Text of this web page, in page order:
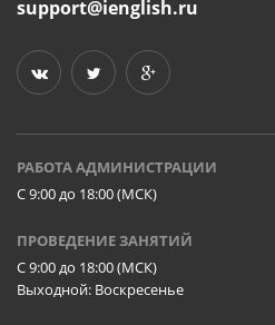
support@ienglish.ru
РАБОТА АДМИНИСТРАЦИИ
C 9:00 до 18:00 (МСК)
ПРОВЕДЕНИЕ ЗАНЯТИЙ
C 9:00 до 18:00 (МСК)
Выходной: Воскресенье